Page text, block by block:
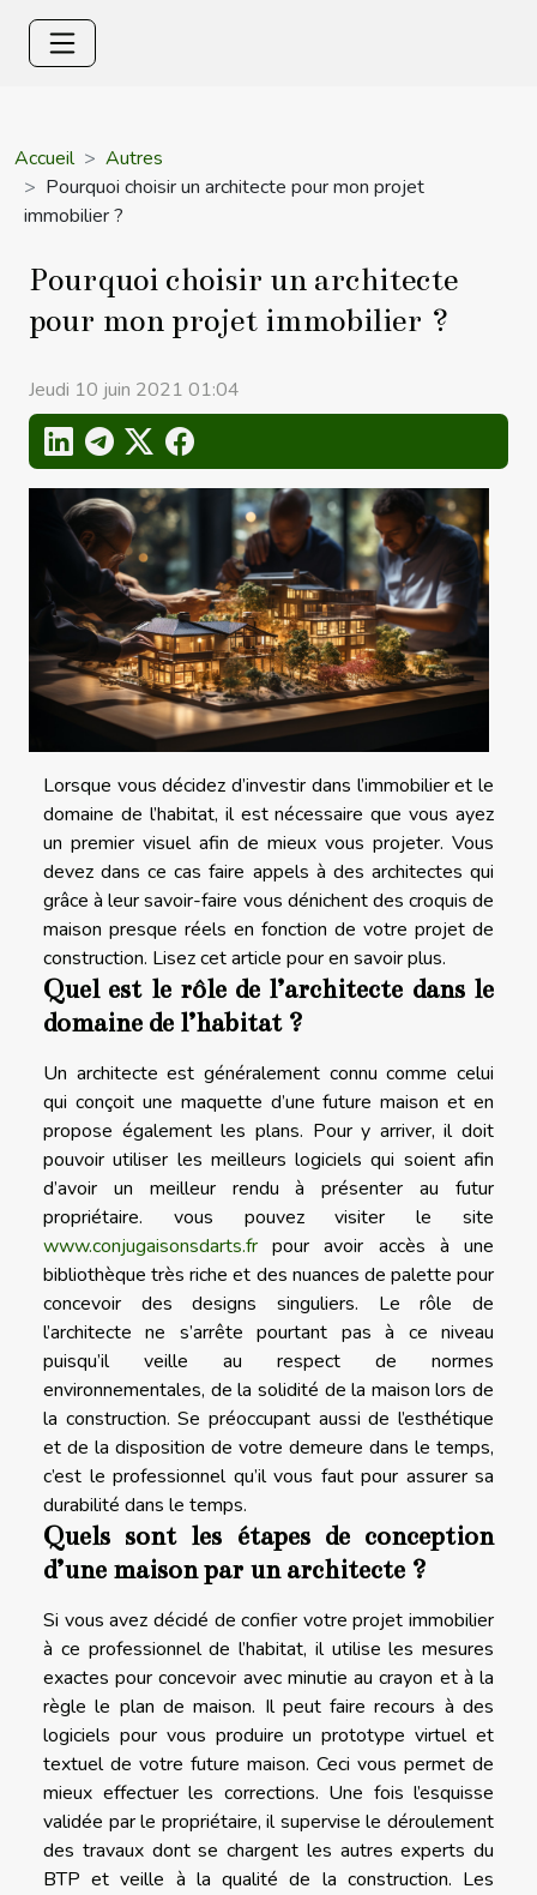
Accueil
Autres
Pourquoi choisir un architecte pour mon projet
immobilier ?
Pourquoi choisir un architecte
pour mon projet immobilier ?
Jeudi 10 juin 2021 01:04
Lorsque vous décidez d’investir dans l’immobilier et le
domaine de l’habitat, il est nécessaire que vous ayez
un premier visuel afin de mieux vous projeter. Vous
devez dans ce cas faire appels à des architectes qui
grâce à leur savoir-faire vous dénichent des croquis de
maison presque réels en fonction de votre projet de
construction. Lisez cet article pour en savoir plus.
Quel est le rôle de l’architecte dans le
domaine de l’habitat ?
Un architecte est généralement connu comme celui
qui conçoit une maquette d’une future maison et en
propose également les plans. Pour y arriver, il doit
pouvoir utiliser les meilleurs logiciels qui soient afin
d’avoir un meilleur rendu à présenter au futur
propriétaire. vous pouvez visiter le site
www.conjugaisonsdarts.fr pour avoir accès à une
bibliothèque très riche et des nuances de palette pour
concevoir des designs singuliers. Le rôle de
l’architecte ne s’arrête pourtant pas à ce niveau
puisqu’il veille au respect de normes
environnementales, de la solidité de la maison lors de
la construction. Se préoccupant aussi de l’esthétique
et de la disposition de votre demeure dans le temps,
c’est le professionnel qu’il vous faut pour assurer sa
durabilité dans le temps.
Quels sont les étapes de conception
d’une maison par un architecte ?
Si vous avez décidé de confier votre projet immobilier
à ce professionnel de l’habitat, il utilise les mesures
exactes pour concevoir avec minutie au crayon et à la
règle le plan de maison. Il peut faire recours à des
logiciels pour vous produire un prototype virtuel et
textuel de votre future maison. Ceci vous permet de
mieux effectuer les corrections. Une fois l’esquisse
validée par le propriétaire, il supervise le déroulement
des travaux dont se chargent les autres experts du
BTP et veille à la qualité de la construction. Les